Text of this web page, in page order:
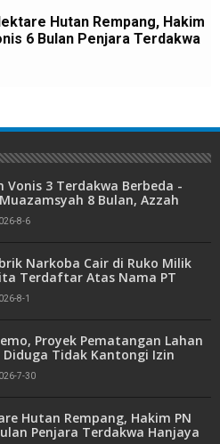
Hutan Rempang, Hakim
6 Bulan Penjara Terdakwa
Vonis 3 Terdakwa Berbeda -
8 Bulan, Azzah
Divonis 2 Tahun 6 Bulan
8-6
Narkoba Cair di Ruko Milik
Terdaftar Atas Nama PT
8-1
Proyek Pematangan Lahan
Tidak Kantongi Izin
7-30
Hutan Rempang, Hakim PN
Penjara Terdakwa Hanjaya